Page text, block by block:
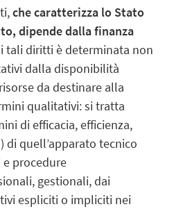
che caratterizza lo Stato
dipende dalla finanza
tali diritti è determinata non
dalla disponibilità
da destinare alla
qualitativi: si tratta
di efficacia, efficienza,
di quell’apparato tecnico
procedure
gestionali, dai
espliciti o impliciti nei